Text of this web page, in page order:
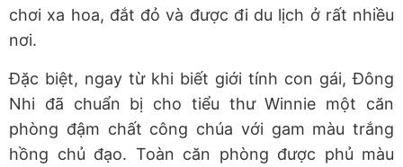
chơi xa hoa, đắt đỏ và được đi du lịch ở rất nhiều
nơi.
Đặc biệt, ngay từ khi biết giới tính con gái, Đông
Nhi đã chuẩn bị cho tiểu thư Winnie một căn
phòng đậm chất công chúa với gam màu trắng
hồng chủ đạo. Toàn căn phòng được phủ màu